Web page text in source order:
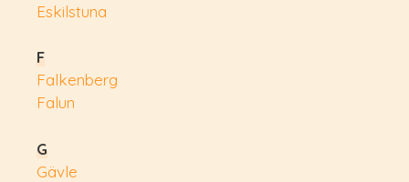
Eskilstuna
F
Falkenberg
Falun
G
Gävle